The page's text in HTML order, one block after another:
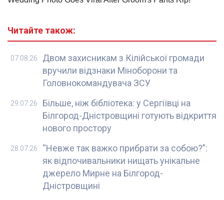
Читайте також:
Двом захисникам з Кілійської громади
вручили відзнаки Міноборони та
Головнокомандувача ЗСУ
07.08.26
Більше, ніж бібліотека: у Сергіївці на
Білгород-Дністровщині готують відкриття
нового простору
29.07.26
“Невже так важко прибрати за собою?”:
як відпочивальники нищать унікальне
джерело Мирне на Білгород-
Дністровщині
28.07.26